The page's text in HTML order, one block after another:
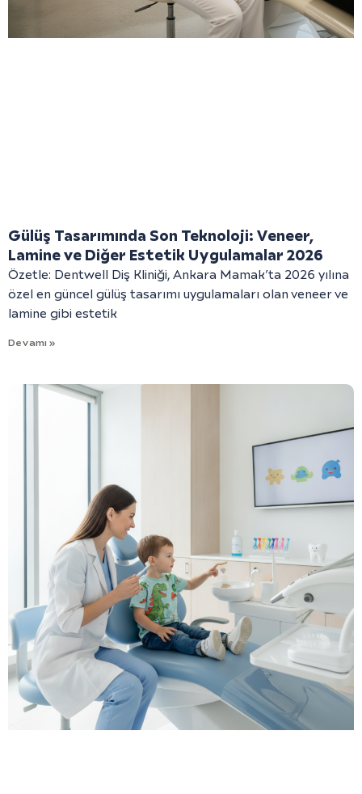
Gülüş Tasarımında Son Teknoloji: Veneer,
Lamine ve Diğer Estetik Uygulamalar 2026
Özetle: Dentwell Diş Kliniği, Ankara Mamak’ta 2026 yılına
özel en güncel gülüş tasarımı uygulamaları olan veneer ve
lamine gibi estetik
Devamı »